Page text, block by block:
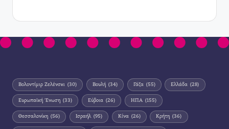
Βολοντίμιρ Ζελένσκι (30) Βουλή (34) Γάζα (55) Ελλάδα (28)
Ευρωπαϊκή Ένωση (33) Εύβοια (26) ΗΠΑ (155)
Θεσσαλονίκη (56) Ισραήλ (95) Κίνα (26) Κρήτη (36)